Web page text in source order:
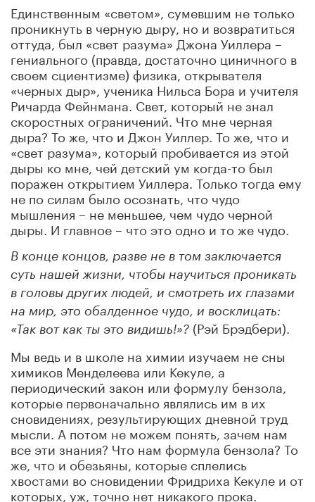
Единственным «светом», сумевшим не только
проникнуть в черную дыру, но и возвратиться
оттуда, был «свет разума» Джона Уиллера –
гениального (правда, достаточно циничного в
своем сциентизме) физика, открывателя
«черных дыр», ученика Нильса Бора и учителя
Ричарда Фейнмана. Свет, который не знал
скоростных ограничений. Что мне черная
дыра? То же, что и Джон Уиллер. То же, что и
«свет разума», который пробивается из этой
дыры ко мне, чей детский ум когда-то был
поражен открытием Уиллера. Только тогда ему
не по силам было осознать, что чудо
мышления – не меньшее, чем чудо черной
дыры. И главное – что это одно и то же чудо.
В конце концов, разве не в том заключается
суть нашей жизни, чтобы научиться проникать
в головы других людей, и смотреть их глазами
на мир, это обалденное чудо, и восклицать:
«Так вот как ты это видишь!»? (Рэй Брэдбери).
Мы ведь и в школе на химии изучаем не сны
химиков Менделеева или Кекуле, а
периодический закон или формулу бензола,
которые первоначально являлись им в их
сновидениях, результирующих дневной труд
мысли. А потом не можем понять, зачем нам
все эти знания? Что нам формула бензола? То
же, что и обезьяны, которые сплелись
хвостами во сновидении Фридриха Кекуле и от
которых, уж, точно нет никакого прока.